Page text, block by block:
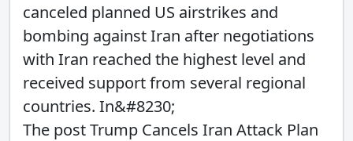
canceled planned US airstrikes and
bombing against Iran after negotiations
with Iran reached the highest level and
received support from several regional
countries. In&#8230;
The post Trump Cancels Iran Attack Plan